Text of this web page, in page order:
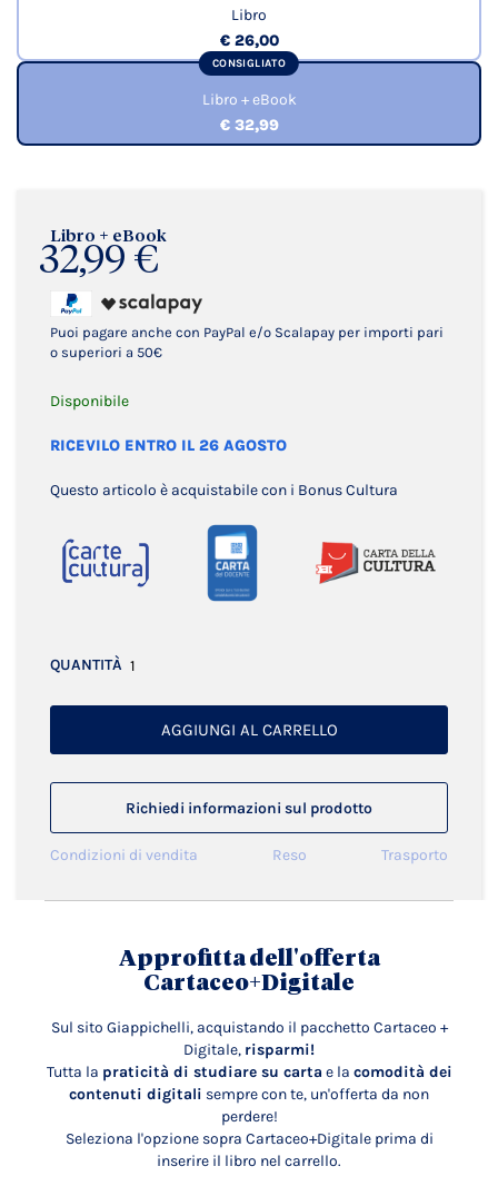
Libro + eBook
32,99 €
Puoi pagare anche con PayPal e/o Scalapay per importi pari
o superiori a 50€
Disponibile
RICEVILO ENTRO IL 26 AGOSTO
Questo articolo è acquistabile con i Bonus Cultura
QUANTITÀ
AGGIUNGI AL CARRELLO
Richiedi informazioni sul prodotto
Condizioni di vendita Reso Trasporto
Libro
€ 26,00
CONSIGLIATO
Libro + eBook
€ 32,99
Approfitta dell'offerta
Cartaceo+Digitale
Sul sito Giappichelli, acquistando il pacchetto Cartaceo +
Digitale, risparmi!
Tutta la praticità di studiare su carta e la comodità dei
contenuti digitali sempre con te, un'offerta da non
perdere!
Seleziona l'opzione sopra Cartaceo+Digitale prima di
inserire il libro nel carrello.